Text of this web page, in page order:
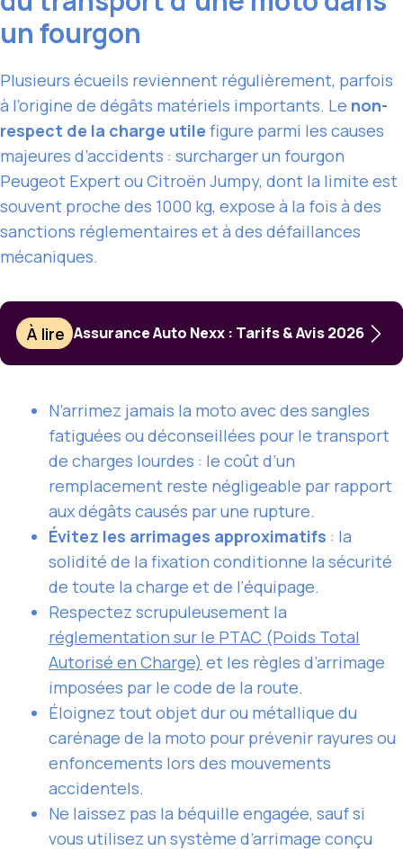
un fourgon
Plusieurs écueils reviennent régulièrement, parfois
à l’origine de dégâts matériels importants. Le non-
respect de la charge utile figure parmi les causes
majeures d’accidents : surcharger un fourgon
Peugeot Expert ou Citroën Jumpy, dont la limite est
souvent proche des 1000 kg, expose à la fois à des
sanctions réglementaires et à des défaillances
mécaniques.
À lire Assurance Auto Nexx : Tarifs & Avis 2026
N’arrimez jamais la moto avec des sangles
fatiguées ou déconseillées pour le transport
de charges lourdes : le coût d’un
remplacement reste négligeable par rapport
aux dégâts causés par une rupture.
Évitez les arrimages approximatifs : la
solidité de la fixation conditionne la sécurité
de toute la charge et de l’équipage.
Respectez scrupuleusement la
réglementation sur le PTAC (Poids Total
Autorisé en Charge) et les règles d’arrimage
imposées par le code de la route.
Éloignez tout objet dur ou métallique du
carénage de la moto pour prévenir rayures ou
enfoncements lors des mouvements
accidentels.
Ne laissez pas la béquille engagée, sauf si
vous utilisez un système d’arrimage conçu